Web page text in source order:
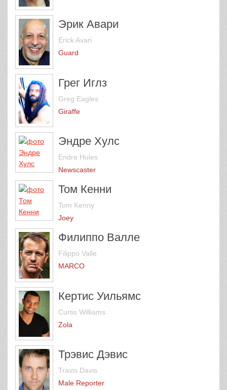
Эрик Авари
Erick Avari
Guard
Грег Иглз
Greg Eagles
Giraffe
Эндре Хулс
Endre Hules
Newscaster
Том Кенни
Tom Kenny
Joey
Филиппо Валле
Filippo Valle
MARCO
Кертис Уильямс
Curtis Williams
Zola
Трэвис Дэвис
Travis Davis
Male Reporter